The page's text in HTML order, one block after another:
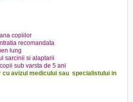
copiilor
recomandata
lung
sarcinii si alaptarii
sub varsta de 5 ani
cu avizul medicului sau specialistului in